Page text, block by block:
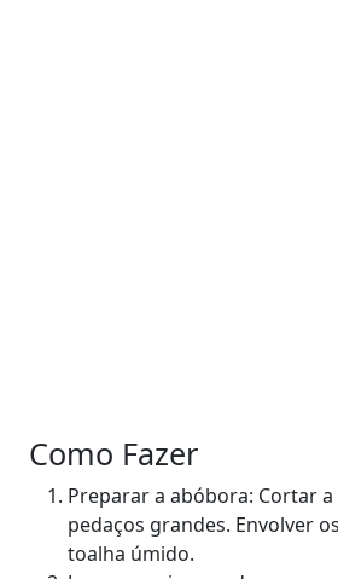
Como Fazer
Preparar a abóbora: Cortar
pedaços grandes. Envolver
toalha úmido.